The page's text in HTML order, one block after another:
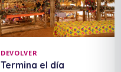
DEVOLVER
Termina el día